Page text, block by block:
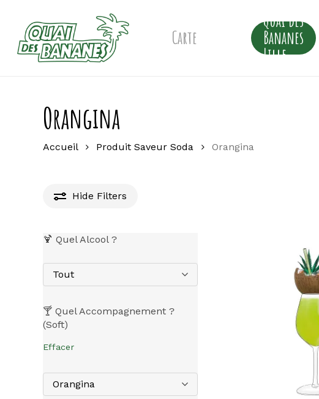
content
Carte
Quai des
Bananes
Lille
Orangina
Accueil Produit Saveur Soda Orangina
Hide Filters
🍹 Quel Alcool ?
Tout
🍸 Quel Accompagnement ?
(Soft)
Effacer
Orangina